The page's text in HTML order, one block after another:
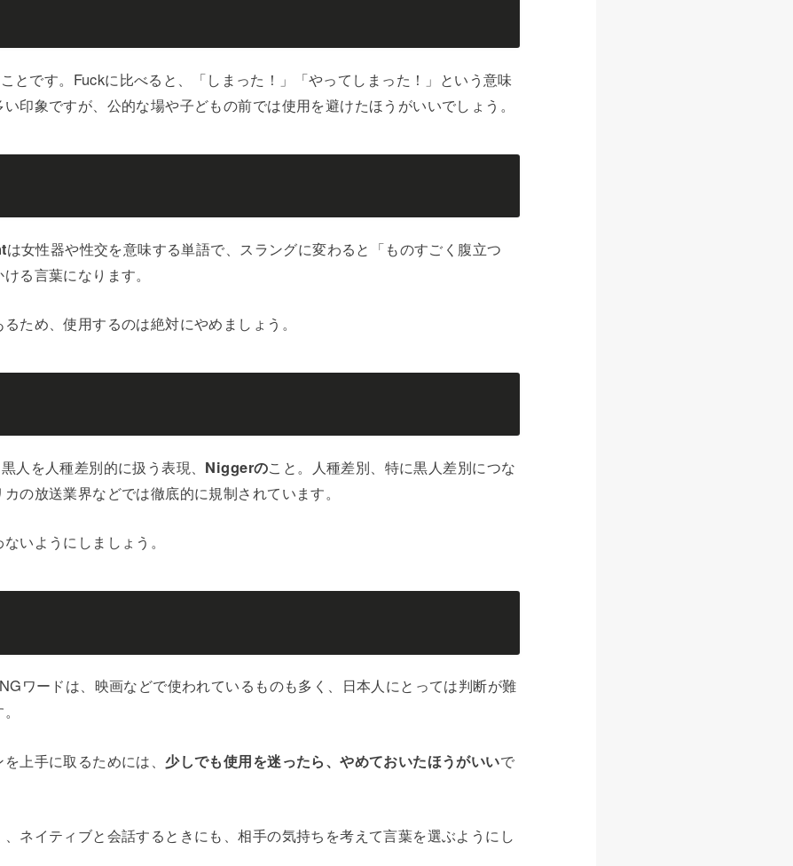
とです。Fuckに比べると、「しまった！」「やってしまった！」という意味
印象ですが、公的な場や子どもの前では使用を避けたほうがいいでしょう。
は女性器や性交を意味する単語で、スラングに変わると「ものすごく腹立つ
る言葉になります。
るため、使用するのは絶対にやめましょう。
人を人種差別的に扱う表現、 Niggerのこと。人種差別、特に黒人差別につな
の放送業界などでは徹底的に規制されています。
いようにしましょう。
ワードは、映画などで使われているものも多く、日本人にとっては判断が難
上手に取るためには、 少しでも使用を迷ったら、やめておいたほうがいいで
ネイティブと会話するときにも、相手の気持ちを考えて言葉を選ぶようにし